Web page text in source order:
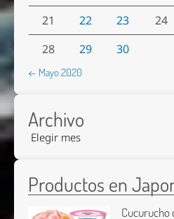
21
22 23 24
28
29 30
← Mayo 2020
Archivo
Productos en
Cucurucho